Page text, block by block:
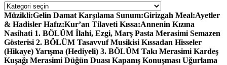
HİZMET
YERLERİ
Müzikli:Gelin Damat Karşılama Sunum:Girizgah Meal:Ayetler
& Hadisler Hafız:Kur’an Tilaveti Kıssa:Annenin Kızına
Nasihati 1. BÖLÜM İlahi, Ezgi, Marş Pasta Merasimi Semazen
Gösterisi 2. BÖLÜM Tasavvuf Musikisi Kıssadan Hisseler
(Hikaye) Yarışma (Hediyeli) 3. BÖLÜM Takı Merasimi Kardeş
Kuşağı Merasimi Düğün Duası Kapanış Konuşması Uğurlama